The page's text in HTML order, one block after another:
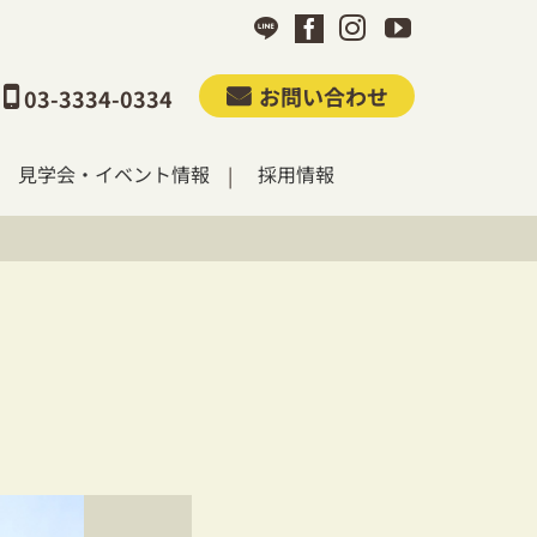
03-3334-0334 お問い合わせ
見学会・イベント情報 採用情報